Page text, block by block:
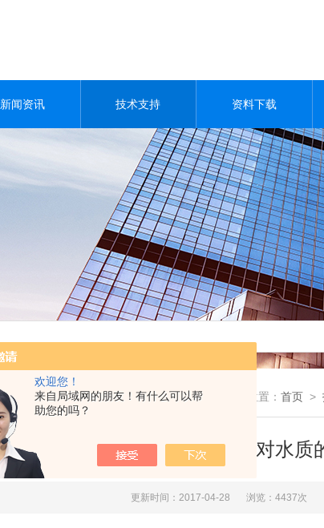
欢迎您！
来自局域网的朋友！有什么可以帮
助您的吗？
新闻资讯 技术支持 资料下载
您现在的位置： 首页 >
超纯水仪的超纯水系统对水质
更新时间：2017-04-28 浏览：4437次